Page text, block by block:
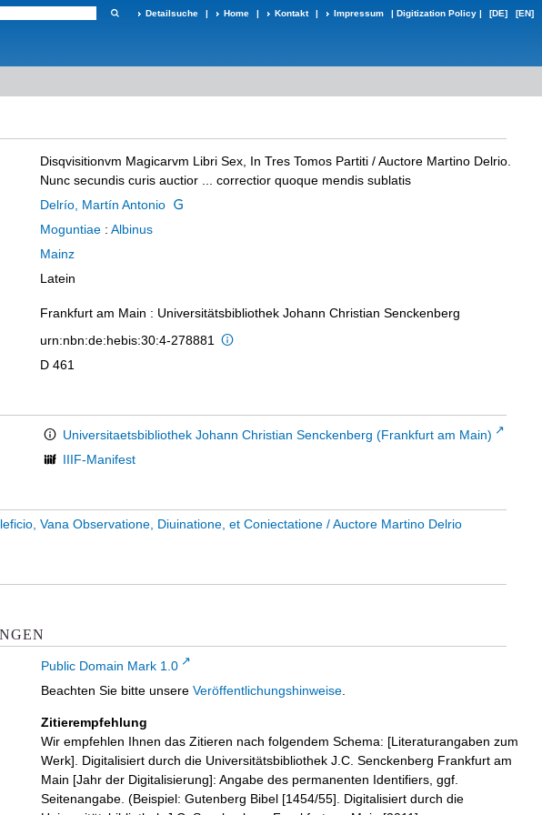
Detailsuche | Home | Kontakt | Impressum | Digitization Policy | [DE] [EN]
Disqvisitionvm Magicarvm Libri Sex, In Tres Tomos Partiti / Auctore Martino Delrio.
Nunc secundis curis auctior ... correctior quoque mendis sublatis
Delrío, Martín Antonio
Moguntiae : Albinus
Mainz
Latein
Frankfurt am Main : Universitätsbibliothek Johann Christian Senckenberg
urn:nbn:de:hebis:30:4-278881
D 461
Universitaetsbibliothek Johann Christian Senckenberg (Frankfurt am Main)
IIIF-Manifest
Vana Observatione, Diuinatione, et Coniectatione / Auctore Martino Delrio
Public Domain Mark 1.0
Beachten Sie bitte unsere Veröffentlichungshinweise
Zitierempfehlung
Wir empfehlen Ihnen das Zitieren nach folgendem Schema: [Literaturangaben zum
Werk]. Digitalisiert durch die Universitätsbibliothek J.C. Senckenberg Frankfurt am
Main [Jahr der Digitalisierung]: Angabe des permanenten Identifiers, ggf.
Seitenangabe. (Beispiel: Gutenberg Bibel [1454/55]. Digitalisiert durch die